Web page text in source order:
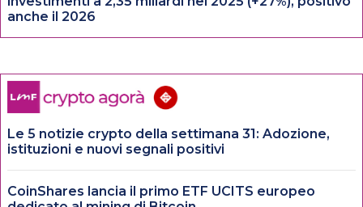
anche il 2026
Le 5 notizie crypto della settimana 31: Adozione,
istituzioni e nuovi segnali positivi
CoinShares lancia il primo ETF UCITS europeo